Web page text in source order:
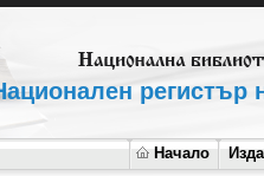
регистър
Начало